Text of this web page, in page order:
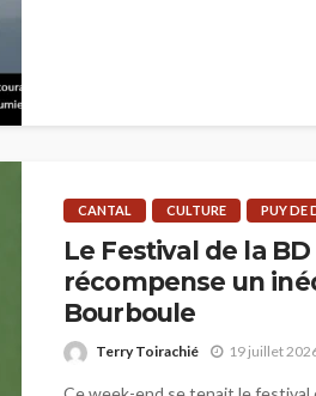
CANTAL CULTURE PUY DE
Le Festival de la
récompense un
Bourboule
Terry Toirachié 19 juillet